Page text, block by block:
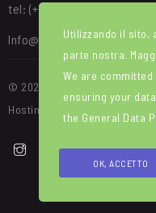
tel: (+39) 340 8315664
Info@alfredotroise.com
© 2025 Portale Web ideato e
Hosting di Red House srl
Utilizzando il sito,
parte nostra.
We are
ensuring your
the General Data
OK, ACCETTO